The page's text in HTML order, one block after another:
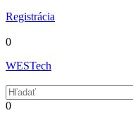
Registrácia
0
WESTech
0